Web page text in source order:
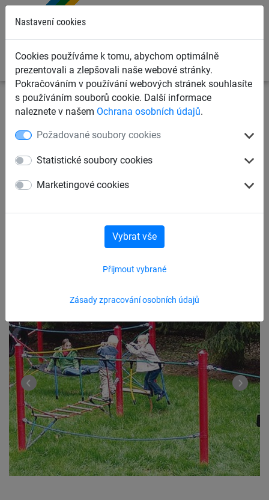
Nastavení cookies
Cookies používáme k tomu, abychom optimálně
prezentovali a zlepšovali naše webové stránky.
Pokračováním v používání webových stránek souhlasíte
s používáním souborů cookie. Další informace
naleznete v našem Ochrana osobních údajů.
Požadované soubory cookies
Statistické soubory cookies
Marketingové cookies
Zásady zpracování osobních údajů
Přijmout vybrané
Vybrat vše
Dětská lanová hřiště Lanový parkur „Haiger“
Provazový žebřík, pro ocelové
sloupy